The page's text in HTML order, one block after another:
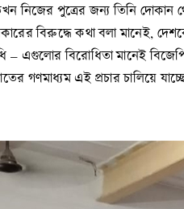
নিজের পুত্রের জন্য তিনি
বিরুদ্ধে কথা বলা মানেই,
– এগুলোর বিরোধিতা মানেই
গণমাধ্যম এই প্রচার চালিয়ে